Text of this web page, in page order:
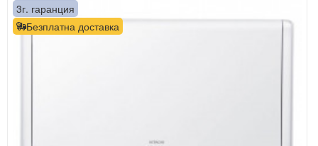
Безплатна доставка
3г. гаранция